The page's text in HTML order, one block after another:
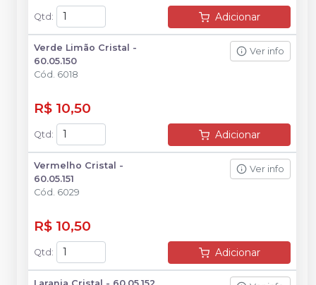
Qtd : Adicionar
Verde Limão Cristal -
60.05.150
Cód. 6018
Ver info
R$ 10,50
Qtd : Adicionar
Vermelho Cristal -
60.05.151
Cód. 6029
Ver info
R$ 10,50
Qtd : Adicionar